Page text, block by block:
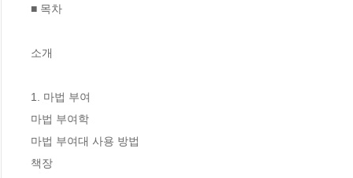
■ 목차
소개
1. 마법 부여
마법 부여학
마법 부여대 사용 방법
책장